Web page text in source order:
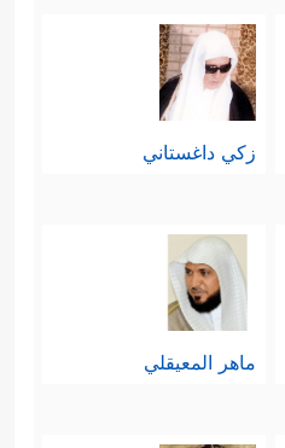
زكي داغستاني
ماهر المعيقلي